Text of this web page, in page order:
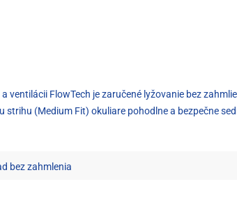
FlowTech je zaručené lyžovanie bez
strihu (Medium Fit) okuliare pohodlne a bezpečne
bez zahmlenia